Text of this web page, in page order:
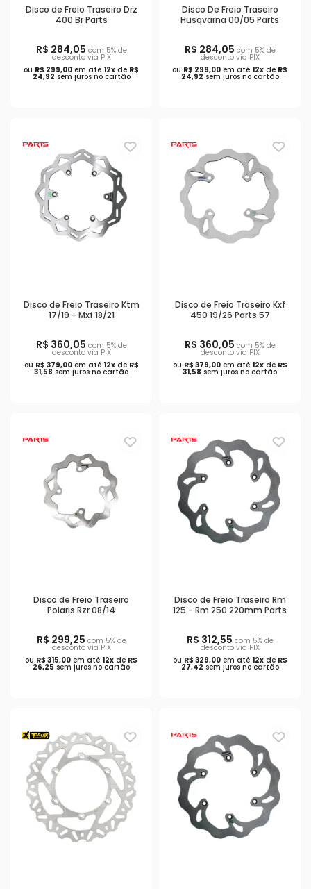
Disco de Freio Traseiro Drz
400 Br Parts
R$ 284,05 com 5% de
desconto via PIX
ou R$ 299,00 em até 12x de R$
24,92 sem juros no cartão
Disco De Freio Traseiro
Husqvarna 00/05 Parts
R$ 284,05 com 5% de
desconto via PIX
ou R$ 299,00 em até 12x de R$
24,92 sem juros no cartão
Disco de Freio Traseiro Ktm
17/19 - Mxf 18/21
R$ 360,05 com 5% de
desconto via PIX
ou R$ 379,00em até 12xde R$
31,58 sem juros no cartão
Disco de Freio Traseiro Kxf
450 19/26 Parts 57
R$ 360,05 com 5% de
desconto via PIX
ou R$ 379,00em até 12xde R$
31,58 sem juros no cartão
Disco de Freio Traseiro
Polaris Rzr 08/14
R$ 299,25 com 5% de
desconto via PIX
ou R$ 315,00 em até 12x de R$
26,25 sem juros no cartão
Disco de Freio Traseiro Rm
125 - Rm 250 220mm Parts
R$ 312,55 com 5% de
desconto via PIX
ou R$ 329,00em até 12xde R$
27,42 sem juros no cartão